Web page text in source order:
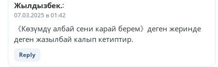
Жылдызбек.:
07.03.2025 в 01:42
《Көзүмдү албай сени карай берем》деген жеринде
деген жазылбай калып кетиптир.
Reply